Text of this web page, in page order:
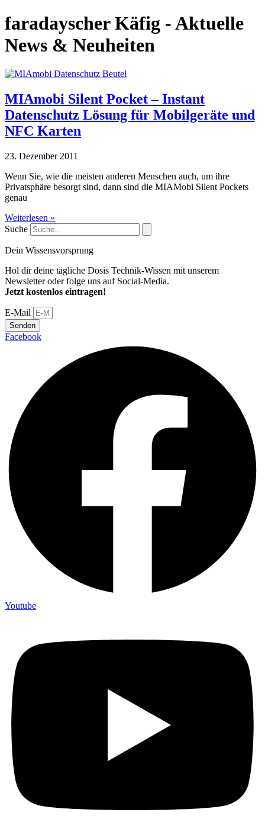
faradayscher Käfig - Aktuelle
News & Neuheiten
MIAmobi Silent Pocket – Instant
Datenschutz Lösung für Mobilgeräte und
NFC Karten
23. Dezember 2011
Wenn Sie, wie die meisten anderen Menschen auch, um ihre
Privatsphäre besorgt sind, dann sind die MIAMobi Silent Pockets
genau
Weiterlesen »
Suche
Dein Wissensvorsprung
Hol dir deine tägliche Dosis Technik-Wissen mit unserem
Newsletter oder folge uns auf Social-Media.
Jetzt kostenlos eintragen!
E-Mail
Senden
Facebook
Youtube